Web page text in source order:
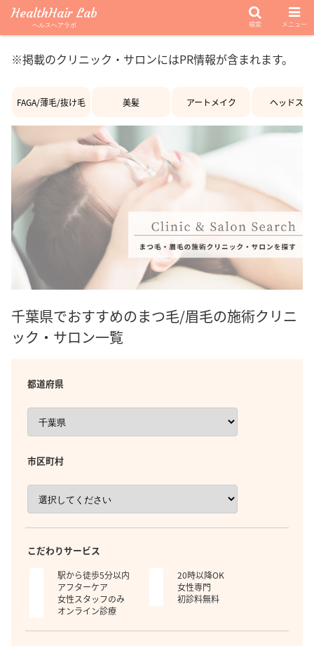
※掲載のクリニック・サロンにはPR情報が含まれます。
FAGA/薄毛/抜け毛 美髪 アートメイク ヘッドスパ
千葉県でおすすめのまつ毛/眉毛の施術クリニ
ック・サロン一覧
都道府県
市区町村
こだわりサービス
駅から徒歩5分以内
20時以降OK
アフターケア
女性専門
女性スタッフのみ
初診料無料
オンライン診療
HealthHair Lab
ヘルスヘアラボ 検索 メニュー